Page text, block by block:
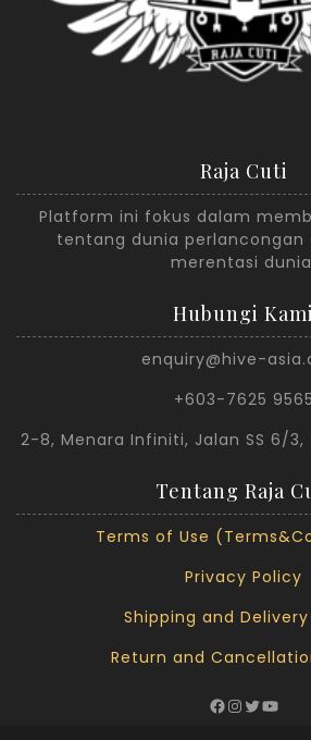
Raja Cuti
Platform ini fokus dalam
tentang dunia perlancongan
merentasi
Hubungi Kami
enquiry@hive-
+603-7625 9565
2-8, Menara Infiniti, Jalan SS 6/3,
Tentang Raja
Terms of Use
Privacy Policy
Shipping and
Return and